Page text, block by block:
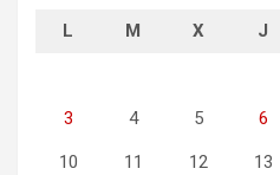
L M X J
3 4 5 6
10 11 12 13